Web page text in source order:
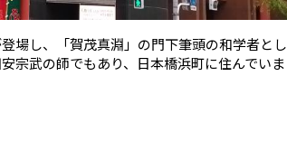
場し、「賀茂真淵」の門下筆頭の和学者とし
宗武の師でもあり、日本橋浜町に住んでいま